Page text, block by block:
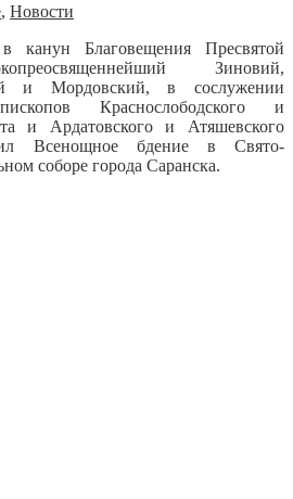
, Новости
канун Благовещения Пресвятой
Зиновий,
и Мордовский, в сослужении
Краснослободского и
и Ардатовского и Атяшевского
Всенощное бдение в Свято-
соборе города Саранска.